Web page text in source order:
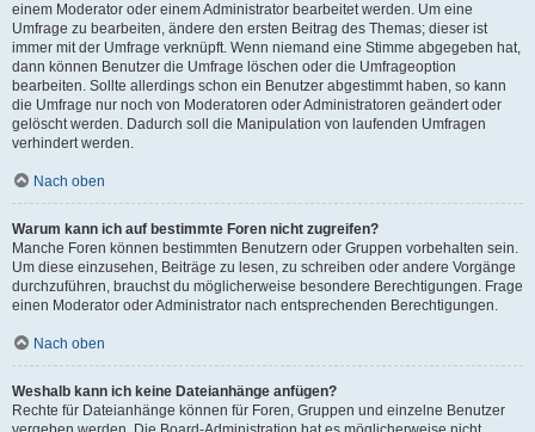
einem Moderator oder einem Administrator bearbeitet werden. Um eine
Umfrage zu bearbeiten, ändere den ersten Beitrag des Themas; dieser ist
immer mit der Umfrage verknüpft. Wenn niemand eine Stimme abgegeben hat,
dann können Benutzer die Umfrage löschen oder die Umfrageoption
bearbeiten. Sollte allerdings schon ein Benutzer abgestimmt haben, so kann
die Umfrage nur noch von Moderatoren oder Administratoren geändert oder
gelöscht werden. Dadurch soll die Manipulation von laufenden Umfragen
verhindert werden.
Nach oben
Warum kann ich auf bestimmte Foren nicht zugreifen?
Manche Foren können bestimmten Benutzern oder Gruppen vorbehalten sein.
Um diese einzusehen, Beiträge zu lesen, zu schreiben oder andere Vorgänge
durchzuführen, brauchst du möglicherweise besondere Berechtigungen. Frage
einen Moderator oder Administrator nach entsprechenden Berechtigungen.
Nach oben
Weshalb kann ich keine Dateianhänge anfügen?
Rechte für Dateianhänge können für Foren, Gruppen und einzelne Benutzer